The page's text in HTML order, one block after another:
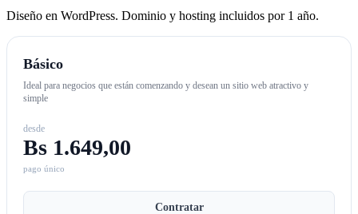
Diseño en WordPress. Dominio y hosting incluidos por 1 año.
Básico
Ideal para negocios que están comenzando y desean un sitio web atractivo y
simple
desde
Bs 1.649,00
pago único
Contratar